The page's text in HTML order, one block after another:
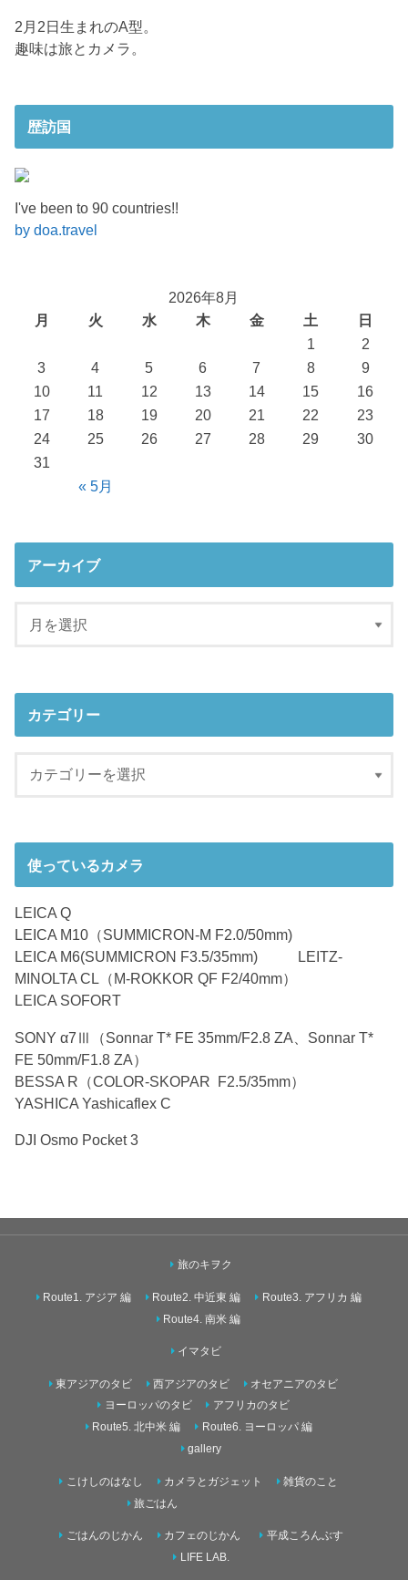
2月2日生まれのA型。
趣味は旅とカメラ。
歴訪国
I've been to 90 countries!!
by doa.travel
2026年8月
月
火 水 木 金 土 日
« 5月
1
2
3
4 5 6 7 8
9
10
11 12 13 14 15
16
17
18 19 20 21 22
23
24
25 26 27 28 29
30
31
アーカイブ
カテゴリー
使っているカメラ
LEICA Q
LEICA M10（SUMMICRON-M F2.0/50mm)
LEICA M6(SUMMICRON F3.5/35mm) LEITZ-
MINOLTA CL（M-ROKKOR QF F2/40mm）
LEICA SOFORT
SONY α7Ⅲ（Sonnar T* FE 35mm/F2.8 ZA、Sonnar T*
FE 50mm/F1.8 ZA）
BESSA R（COLOR-SKOPAR F2.5/35mm）
YASHICA Yashicaflex C
DJI Osmo Pocket 3
旅のキヲク
Route1. アジア 編 Route2. 中近東 編
Route3. アフリカ 編
Route4. 南米 編
イマタビ
東アジアのタビ 西アジアのタビ
オセアニアのタビ
ヨーロッパのタビ
アフリカのタビ
Route5. 北中米 編
Route6. ヨーロッパ 編
gallery
こけしのはなし カメラとガジェット
雑貨のこと
旅ごはん
ごはんのじかん カフェのじかん
平成ころんぶす
LIFE LAB.